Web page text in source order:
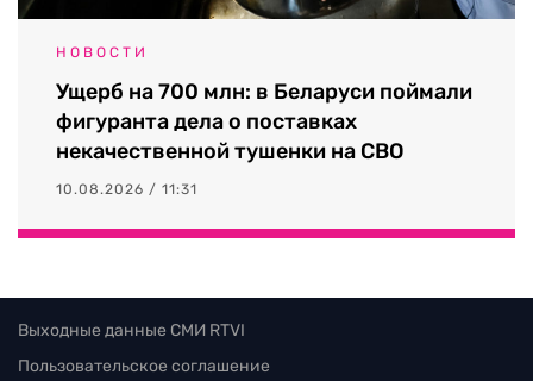
НОВОСТИ
Ущерб на 700 млн: в Беларуси поймали
фигуранта дела о поставках
некачественной тушенки на СВО
10.08.2026 / 11:31
Выходные данные СМИ RTVI
Пользовательское соглашение